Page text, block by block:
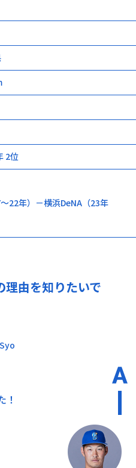
2位
22年）－横浜DeNA（23年
由を知りたいで
！